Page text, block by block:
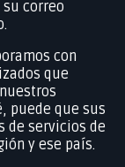
correo
con
que
puede que sus
de servicios de
y ese país.